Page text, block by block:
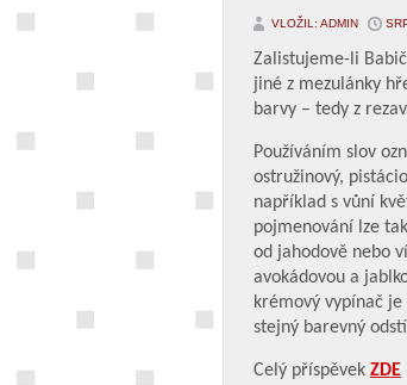
VLOŽIL: ADMIN
Zalistujeme-li
jiné z mezulánky
barvy – tedy z
Používáním slov
ostružinový,
například s vůní
pojmenování lze
od jahodově nebo
avokádovou a
krémový vypínač
stejný barevný
Celý příspěvek ZDE